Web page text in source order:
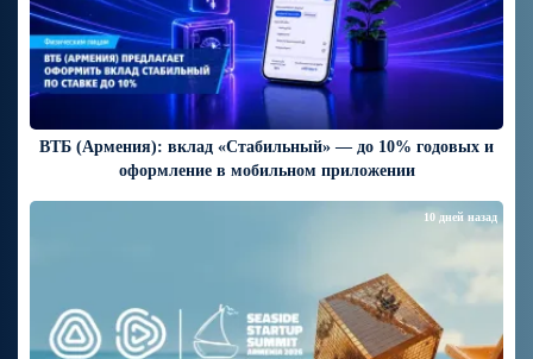
ВТБ (Армения): вклад «Стабильный» — до 10% годовых и
оформление в мобильном приложении
10 дней назад